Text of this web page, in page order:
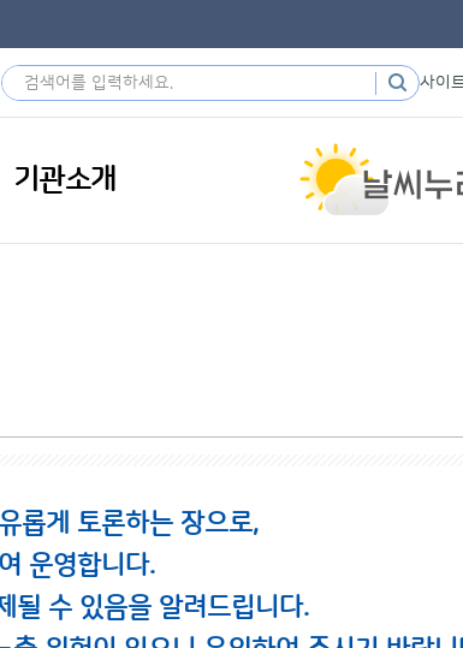
사이
기관소개
롭게 토론하는 장으로,
운영합니다.
될 수 있음을 알려드립니다.